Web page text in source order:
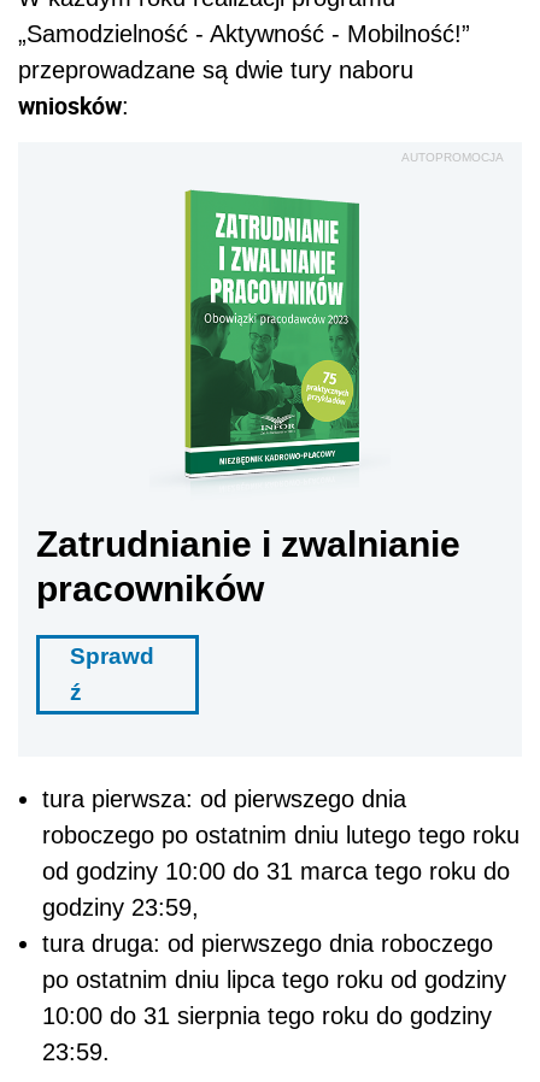
„Samodzielność - Aktywność - Mobilność!”
przeprowadzane są dwie tury naboru
wniosków:
AUTOPROMOCJA
Zatrudnianie i zwalnianie
pracowników
Sprawd
ź
tura pierwsza: od pierwszego dnia
roboczego po ostatnim dniu lutego tego roku
od godziny 10:00 do 31 marca tego roku do
godziny 23:59,
tura druga: od pierwszego dnia roboczego
po ostatnim dniu lipca tego roku od godziny
10:00 do 31 sierpnia tego roku do godziny
23:59.